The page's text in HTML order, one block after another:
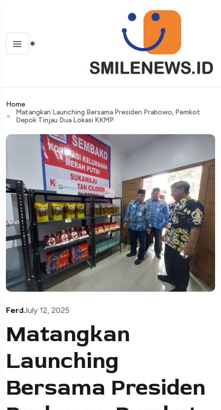
Home
Matangkan Launching Bersama Presiden Prabowo, Pemkot
Depok Tinjau Dua Lokasi KKMP
FerdJuly 12, 2025
Matangkan
Launching
Bersama Presiden